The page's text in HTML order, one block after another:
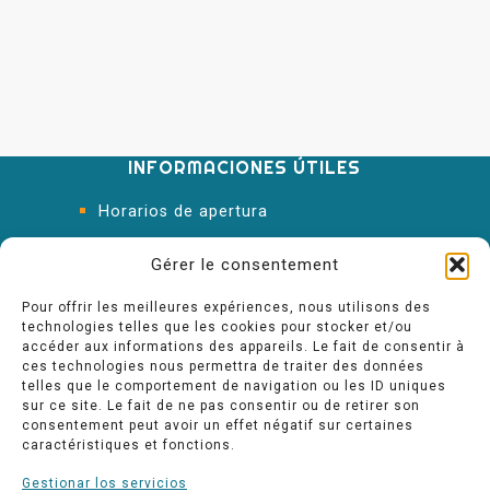
Gérer le consentement
Pour offrir les meilleures expériences, nous utilisons des
technologies telles que les cookies pour stocker et/ou
accéder aux informations des appareils. Le fait de consentir à
ces technologies nous permettra de traiter des données
telles que le comportement de navigation ou les ID uniques
sur ce site. Le fait de ne pas consentir ou de retirer son
consentement peut avoir un effet négatif sur certaines
caractéristiques et fonctions.
Gestionar los servicios
INFORMACIONES ÚTILES
Horarios de apertura
Oficina de Turismo